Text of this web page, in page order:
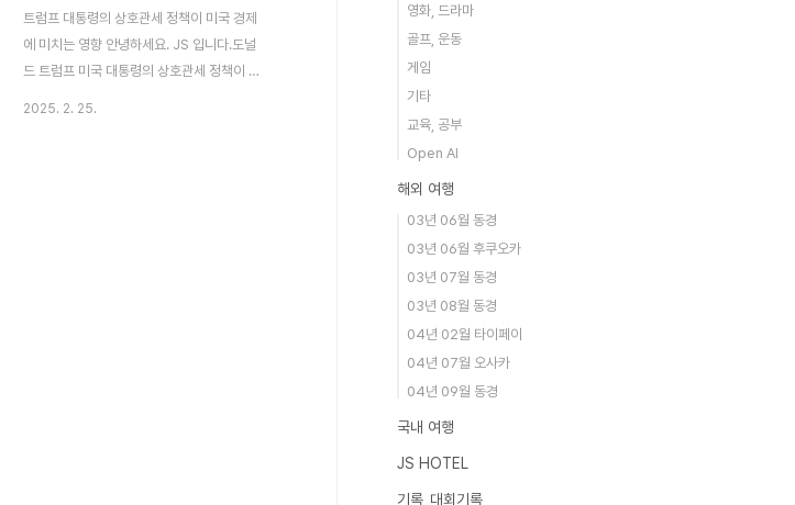
트럼프 대통령의 상호관세 정책이 미국 경제
에 미치는 영향 안녕하세요. JS 입니다.도널
드 트럼프 미국 대통령의 상호관세 정책이 미
2025. 2. 25.
영화, 드라마
골프, 운동
게임
기타
교육, 공부
Open AI
해외 여행
03년 06월 동경
03년 06월 후쿠오카
03년 07월 동경
03년 08월 동경
04년 02월 타이페이
04년 07월 오사카
04년 09월 동경
국내 여행
JS HOTEL
기록_대회기록